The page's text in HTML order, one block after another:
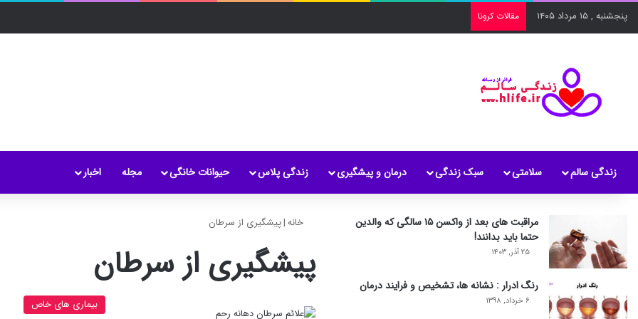
پنجشنبه , ۱۵ مرداد ۱۴۰۵ مقالات کرونا
زندگی سالم سلامتی سبک زندگی درمان و پیشگیری زندگی پلاس حیوانات خانگی مجله اخبار
خانه|پیشگیری از سرطان
پیشگیری از سرطان
بیماری های خاص
مراقبت های بعد از واکسن ۱۵ سالگی که والدین
حتما باید بدانند!
۲۵ آذر, ۱۴۰۳
رنگ ادرار : نشانه ها، تشخیص و فرایند درمان
۶ خرداد, ۱۳۹۸